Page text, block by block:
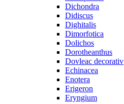
Dichondra
Didiscus
Dighitalis
Dimorfotica
Dolichos
Dorotheanthus
Dovleac decorativ
Echinacea
Enotera
Erigeron
Eryngium